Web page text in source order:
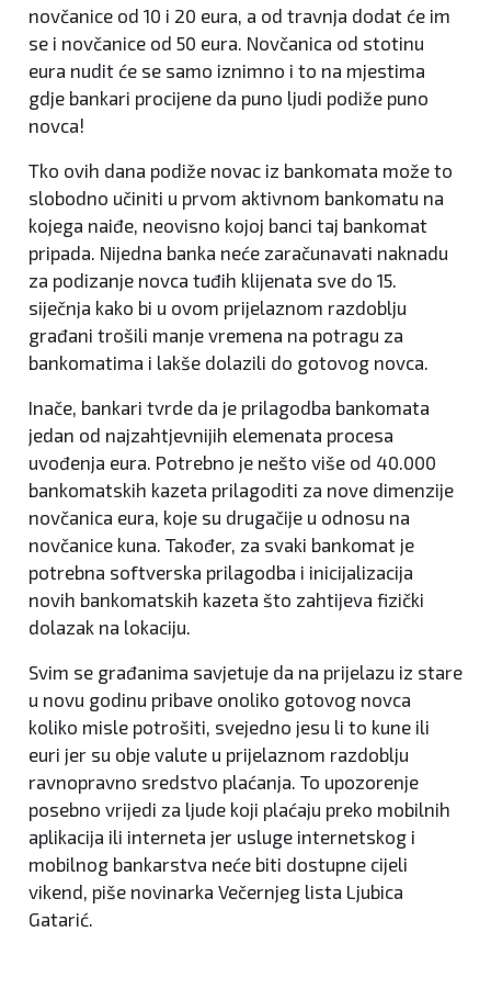
novčanice od 10 i 20 eura, a od travnja dodat će im
se i novčanice od 50 eura. Novčanica od stotinu
eura nudit će se samo iznimno i to na mjestima
gdje bankari procijene da puno ljudi podiže puno
novca!
Tko ovih dana podiže novac iz bankomata može to
slobodno učiniti u prvom aktivnom bankomatu na
kojega naiđe, neovisno kojoj banci taj bankomat
pripada. Nijedna banka neće zaračunavati naknadu
za podizanje novca tuđih klijenata sve do 15.
siječnja kako bi u ovom prijelaznom razdoblju
građani trošili manje vremena na potragu za
bankomatima i lakše dolazili do gotovog novca.
Inače, bankari tvrde da je prilagodba bankomata
jedan od najzahtjevnijih elemenata procesa
uvođenja eura. Potrebno je nešto više od 40.000
bankomatskih kazeta prilagoditi za nove dimenzije
novčanica eura, koje su drugačije u odnosu na
novčanice kuna. Također, za svaki bankomat je
potrebna softverska prilagodba i inicijalizacija
novih bankomatskih kazeta što zahtijeva fizički
dolazak na lokaciju.
Svim se građanima savjetuje da na prijelazu iz stare
u novu godinu pribave onoliko gotovog novca
koliko misle potrošiti, svejedno jesu li to kune ili
euri jer su obje valute u prijelaznom razdoblju
ravnopravno sredstvo plaćanja. To upozorenje
posebno vrijedi za ljude koji plaćaju preko mobilnih
aplikacija ili interneta jer usluge internetskog i
mobilnog bankarstva neće biti dostupne cijeli
vikend, piše novinarka Večernjeg lista Ljubica
Gatarić.